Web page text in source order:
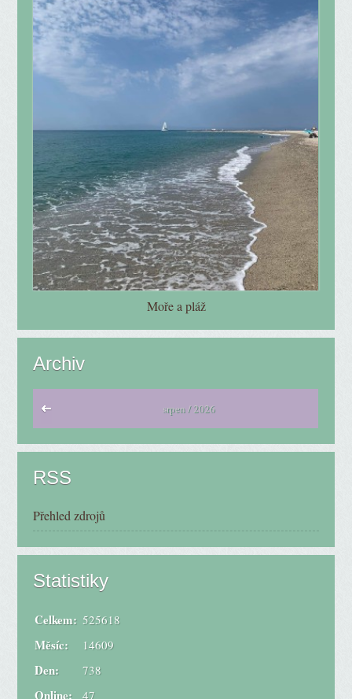
Moře a pláž
Archiv
srpen / 2026
RSS
Přehled zdrojů
Statistiky
Online: 47
Celkem: 525618
Měsíc: 14609
Den: 738